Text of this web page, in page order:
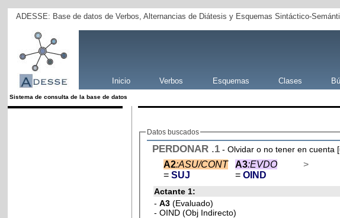
ADESSE: Base de datos de Verbos, Alternancias de Diátesis y Esquemas Sintáctico-
Inicio Verbos Esquemas Clases
Sistema de consulta de la base de datos
Datos buscados
PERDONAR .1 - Olvidar o no tener en cuenta
A2:ASU/CONT
= SUJ
A3:EVDO
= OIND
>
Actante 1:
- A3 (Evaluado)
- OIND (Obj Indirecto)